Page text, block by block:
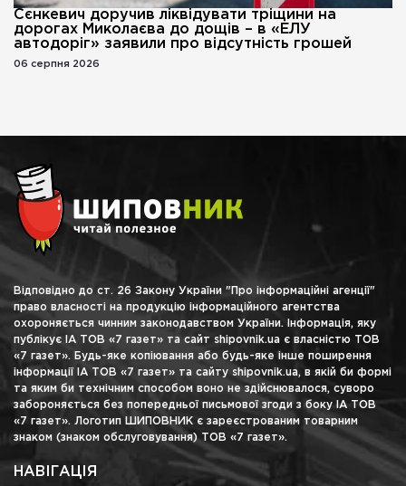
Сєнкевич доручив ліквідувати тріщини на
дорогах Миколаєва до дощів – в «ЕЛУ
автодоріг» заявили про відсутність грошей
06 серпня 2026
Відповідно до ст. 26 Закону України "Про інформаційні агенції"
право власності на продукцію інформаційного агентства
охороняється чинним законодавством України. Інформація, яку
публікує ІА ТОВ «7 газет» та сайт shipovnik.ua є власністю ТОВ
«7 газет». Будь-яке копіювання або будь-яке інше поширення
інформації ІА ТОВ «7 газет» та сайту shipovnik.ua, в якій би формі
та яким би технічним способом воно не здійснювалося, суворо
забороняється без попередньої письмової згоди з боку ІА ТОВ
«7 газет». Логотип ШИПОВНИК є зареєстрованим товарним
знаком (знаком обслуговування) ТОВ «7 газет».
НАВІГАЦІЯ